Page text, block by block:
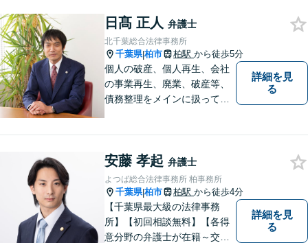
います【交通事故の相談実績
3,000件以上】被害者側の救済
に特化しトラブルを解決！
日髙 正人 弁護士
北千葉総合法律事務所
千葉県|柏市 柏駅 から徒歩5分
個人の破産、個人再生、会社
の事業再生、廃業、破産等、
債務整理をメインに扱ってお
私的整理も取扱い可能です。
債務に関する初回相談は無料
です。
詳細を見
る
安藤 孝起 弁護士
よつば総合法律事務所 柏事務所
千葉県|柏市 柏駅 から徒歩4分
【千葉県最大級の法律事務
所】【初回相談無料】【各得
意分野の弁護士が在籍～交通
詳細を見
る